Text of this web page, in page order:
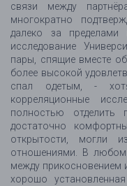
связи между
многократно
далеко за пределами
исследование
пары, спящие вместе
более высокой
спал одетым, -
корреляционные
полностью отделить
достаточно
открытости, могли
отношениями. В любом
между прикосновением
хорошо